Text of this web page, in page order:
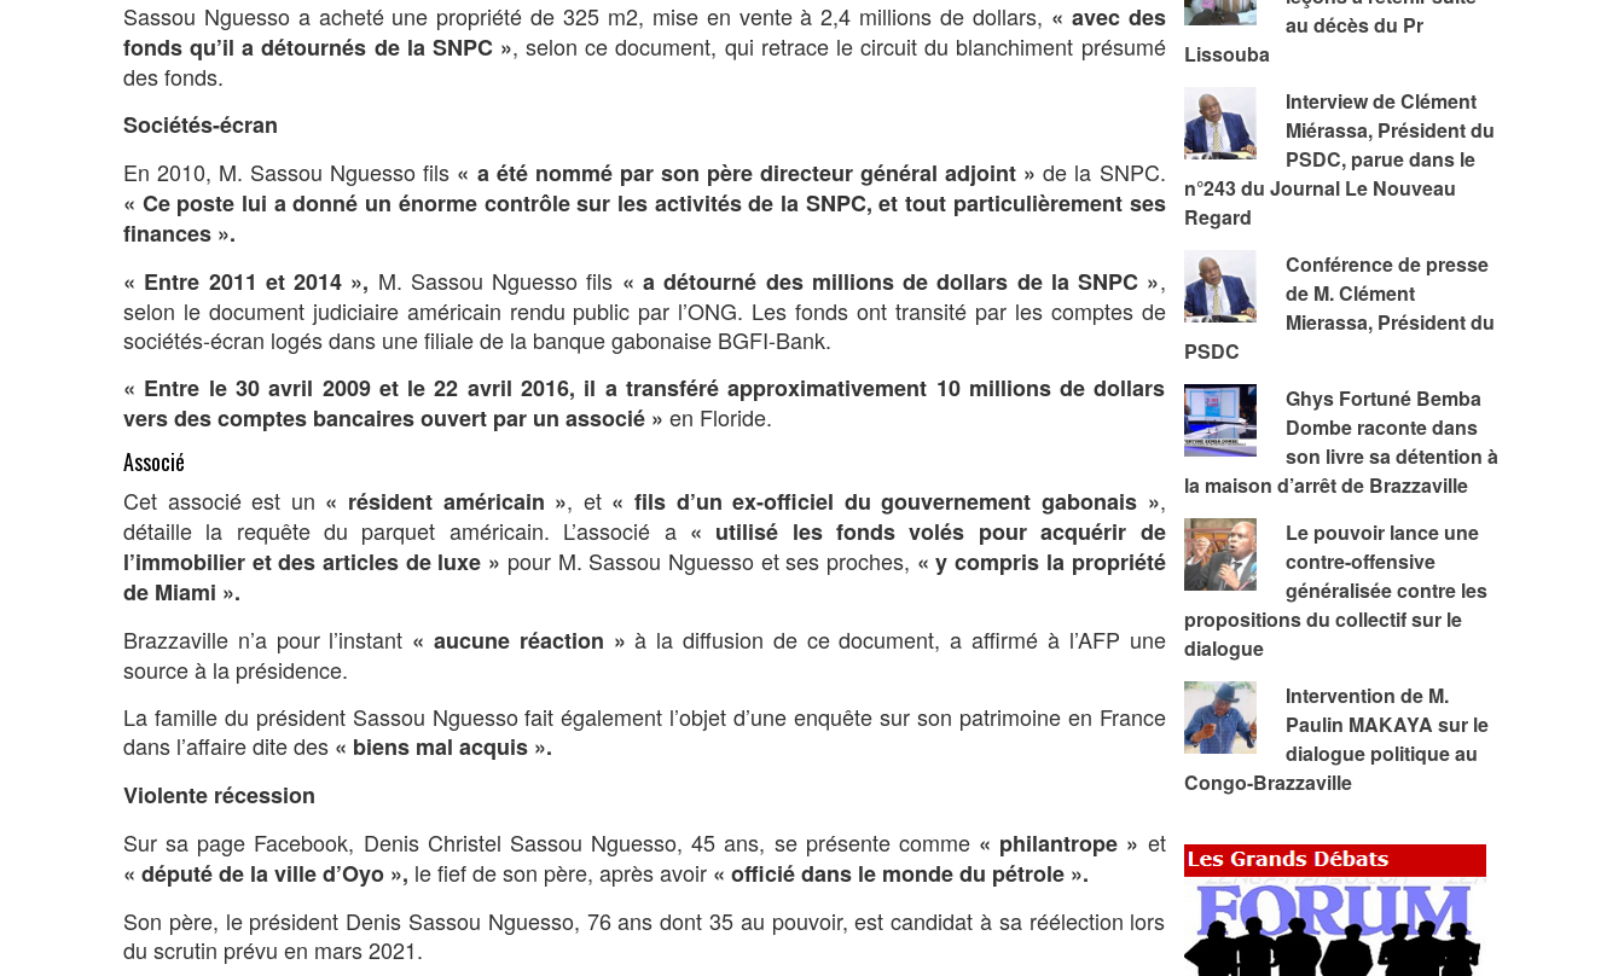
Sassou Nguesso a acheté une propriété de 325 m2, mise en vente à 2,4 millions de dollars, « avec des
fonds qu’il a détournés de la SNPC », selon ce document, qui retrace le circuit du blanchiment présumé
des fonds.
Sociétés-écran
En 2010, M. Sassou Nguesso fils « a été nommé par son père directeur général adjoint » de la SNPC.
« Ce poste lui a donné un énorme contrôle sur les activités de la SNPC, et tout particulièrement ses
finances ».
« Entre 2011 et 2014 », M. Sassou Nguesso fils « a détourné des millions de dollars de la SNPC »,
selon le document judiciaire américain rendu public par l’ONG. Les fonds ont transité par les comptes de
sociétés-écran logés dans une filiale de la banque gabonaise BGFI-Bank.
« Entre le 30 avril 2009 et le 22 avril 2016, il a transféré approximativement 10 millions de dollars
vers des comptes bancaires ouvert par un associé » en Floride.
Associé
Cet associé est un « résident américain », et « fils d’un ex-officiel du gouvernement gabonais »,
détaille la requête du parquet américain. L’associé a « utilisé les fonds volés pour acquérir de
l’immobilier et des articles de luxe » pour M. Sassou Nguesso et ses proches, « y compris la propriété
de Miami ».
Brazzaville n’a pour l’instant « aucune réaction » à la diffusion de ce document, a affirmé à l’AFP une
source à la présidence.
La famille du président Sassou Nguesso fait également l’objet d’une enquête sur son patrimoine en France
dans l’affaire dite des « biens mal acquis ».
Violente récession
Sur sa page Facebook, Denis Christel Sassou Nguesso, 45 ans, se présente comme « philantrope » et
« député de la ville d’Oyo », le fief de son père, après avoir « officié dans le monde du pétrole ».
Son père, le président Denis Sassou Nguesso, 76 ans dont 35 au pouvoir, est candidat à sa réélection lors
du scrutin prévu en mars 2021.
au décès du Pr
Lissouba
Interview de Clément
Miérassa, Président du
PSDC, parue dans le
n°243 du Journal Le Nouveau
Regard
Conférence de presse
de M. Clément
Mierassa, Président du
PSDC
Ghys Fortuné Bemba
Dombe raconte dans
son livre sa détention à
la maison d’arrêt de Brazzaville
Le pouvoir lance une
contre-offensive
généralisée contre les
propositions du collectif sur le
dialogue
Intervention de M.
Paulin MAKAYA sur le
dialogue politique au
Congo-Brazzaville